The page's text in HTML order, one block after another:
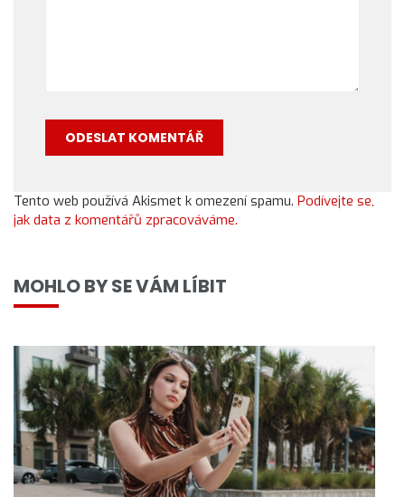
Tento web používá Akismet k omezení spamu. Podívejte se,
jak data z komentářů zpracováváme.
MOHLO BY SE VÁM LÍBIT